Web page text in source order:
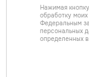
Нажимая
обработку
Федеральным
персональных
определенных в
СЕРВИСЫ
Apsafe
УЦСБ SOC
CheckU